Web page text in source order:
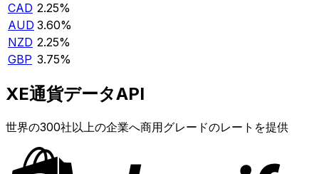
CAD 2.25%
AUD 3.60%
NZD 2.25%
GBP 3.75%
XE通貨データAPI
世界の300社以上の企業へ商用グレードのレートを提供